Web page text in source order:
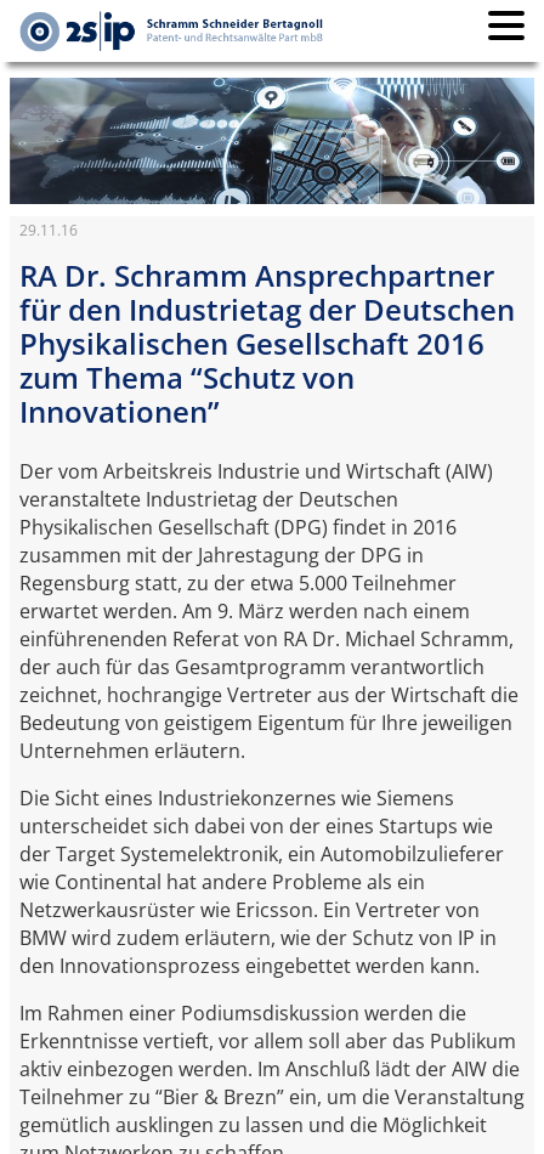
29.11.16
RA Dr. Schramm Ansprechpartner
für den Industrietag der Deutschen
Physikalischen Gesellschaft 2016
zum Thema “Schutz von
Innovationen”
Der vom Arbeitskreis Industrie und Wirtschaft (AIW)
veranstaltete Industrietag der Deutschen
Physikalischen Gesellschaft (DPG) findet in 2016
zusammen mit der Jahrestagung der DPG in
Regensburg statt, zu der etwa 5.000 Teilnehmer
erwartet werden. Am 9. März werden nach einem
einführenenden Referat von RA Dr. Michael Schramm,
der auch für das Gesamtprogramm verantwortlich
zeichnet, hochrangige Vertreter aus der Wirtschaft die
Bedeutung von geistigem Eigentum für Ihre jeweiligen
Unternehmen erläutern.
Die Sicht eines Industriekonzernes wie Siemens
unterscheidet sich dabei von der eines Startups wie
der Target Systemelektronik, ein Automobilzulieferer
wie Continental hat andere Probleme als ein
Netzwerkausrüster wie Ericsson. Ein Vertreter von
BMW wird zudem erläutern, wie der Schutz von IP in
den Innovationsprozess eingebettet werden kann.
Im Rahmen einer Podiumsdiskussion werden die
Erkenntnisse vertieft, vor allem soll aber das Publikum
aktiv einbezogen werden. Im Anschluß lädt der AIW die
Teilnehmer zu “Bier & Brezn” ein, um die Veranstaltung
gemütlich ausklingen zu lassen und die Möglichkeit